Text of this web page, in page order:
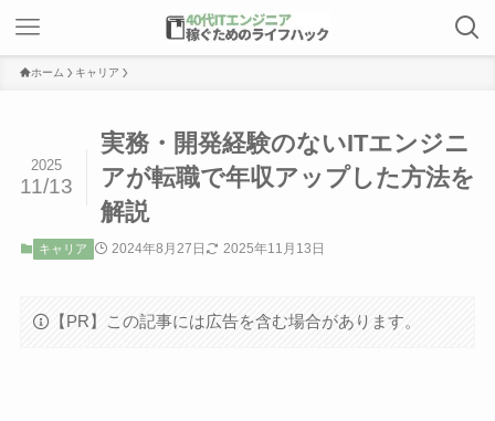
ホーム キャリア
実務・開発経験のないITエンジニ
アが転職で年収アップした方法を
解説
2025
11/13
キャリア 2024年8月27日 2025年11月13日
【PR】この記事には広告を含む場合があります。